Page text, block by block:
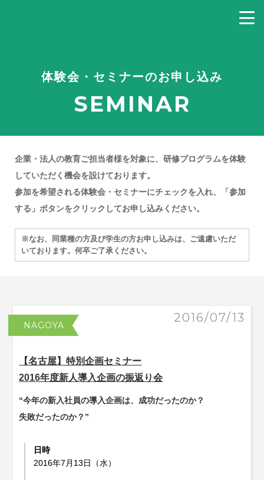
体験会・セミナーのお申し込み
SEMINAR
企業・法人の教育ご担当者様を対象に、研修プログラムを体験
していただく機会を設けております。
参加を希望される体験会・セミナーにチェックを入れ、「参加
する」ボタンをクリックしてお申し込みください。
※なお、同業種の方及び学生の方お申し込みは、ご遠慮いただ
いております。何卒ご了承ください。
NAGOYA
2016/07/13
【名古屋】特別企画セミナー
2016年度新人導入企画の振返り会
“今年の新入社員の導入企画は、成功だったのか？
失敗だったのか？”
日時
2016年7月13日（水）